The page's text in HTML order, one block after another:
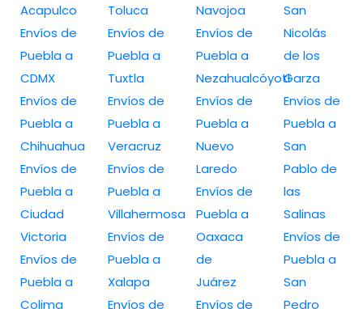
Acapulco
Envíos de
Puebla a
CDMX
Envíos de
Puebla a
Chihuahua
Envíos de
Puebla a
Ciudad
Victoria
Envíos de
Puebla a
Colima
Toluca
Envíos de
Puebla a
Tuxtla
Envíos de
Puebla a
Veracruz
Envíos de
Puebla a
Villahermosa
Envíos de
Puebla a
Xalapa
Envíos de
Navojoa
Envíos de
Puebla a
Nezahualcóyotl
Envíos de
Puebla a
Nuevo
Laredo
Envíos de
Puebla a
Oaxaca
de
Juárez
Envíos de
San
Nicolás
de los
Garza
Envíos de
Puebla a
San
Pablo de
las
Salinas
Envíos de
Puebla a
San
Pedro